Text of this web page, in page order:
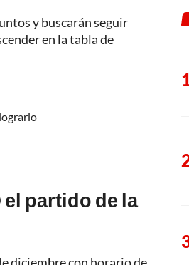
y buscarán seguir
en la tabla de
partido de la